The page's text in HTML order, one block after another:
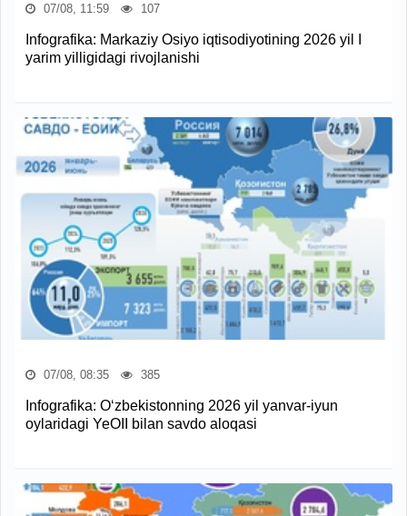
07/08, 11:59 107
Infografika: Markaziy Osiyo iqtisodiyotining 2026 yil I
yarim yilligidagi rivojlanishi
07/08, 08:35 385
Infografika: O‘zbekistonning 2026 yil yanvar-iyun
oylaridagi YeOII bilan savdo aloqasi